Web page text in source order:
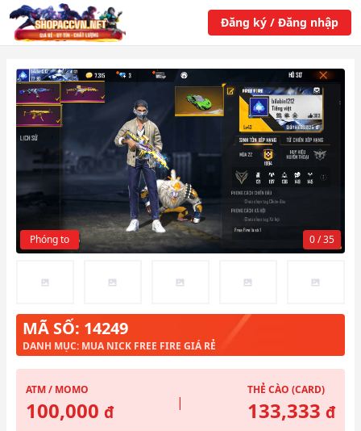
Đăng ký / Đăng nhập
0 / 35
Phóng to
MÃ SỐ: 14249
DANH MỤC: MUA NICK FREE FIRE GIÁ RẺ
ATM / MOMO
100,000 đ |
THẺ CÀO (CARD)
133,333 đ